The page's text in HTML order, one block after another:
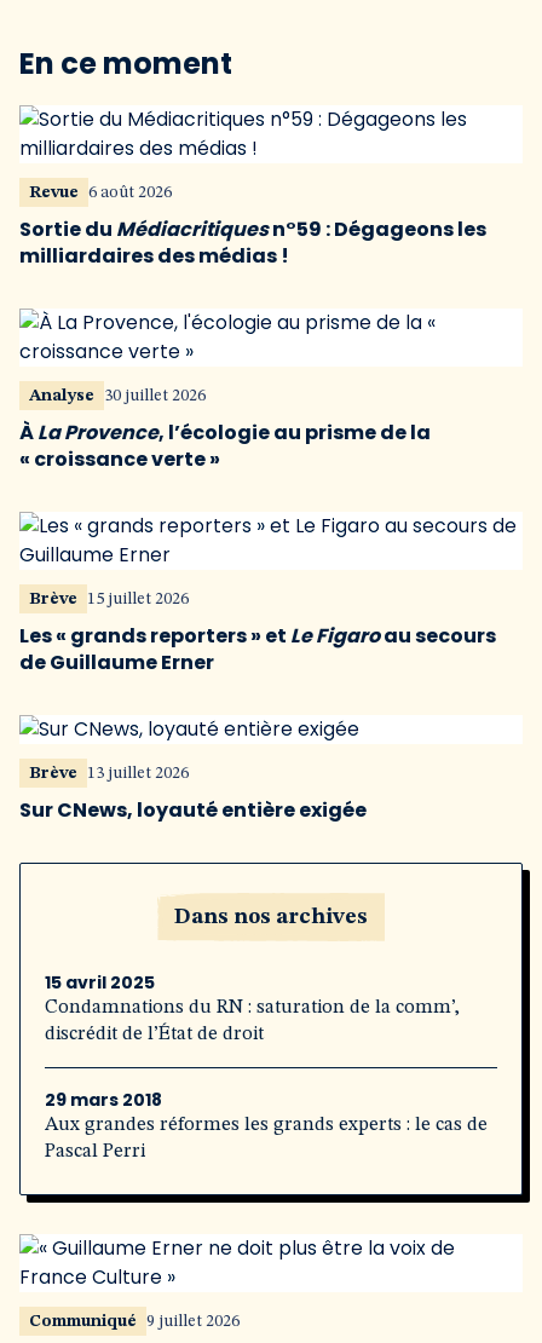
En ce moment
Revue 6 août 2026
Sortie du Médiacritiquesn°59 : Dégageons les
milliardaires des médias !
Analyse 30 juillet 2026
ÀLa Provence, l’écologie au prisme de la
« croissance verte »
Brève 15 juillet 2026
Les « grands reporters » et Le Figaroau secours
de Guillaume Erner
Brève 13 juillet 2026
Sur CNews, loyauté entière exigée
Dans nos archives
15 avril 2025
Condamnations du RN : saturation de la comm’,
discrédit de l’État de droit
29 mars 2018
Aux grandes réformes les grands experts : le cas de
Pascal Perri
Communiqué 9 juillet 2026